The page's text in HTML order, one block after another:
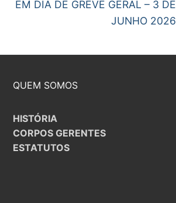
EM DIA DE GREVE GERAL – 3 DE
JUNHO 2026
QUEM SOMOS
HISTÓRIA
CORPOS GERENTES
ESTATUTOS